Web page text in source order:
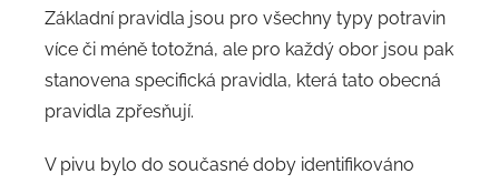
Základní pravidla jsou pro všechny typy potravin
více či méně totožná, ale pro každý obor jsou pak
stanovena specifická pravidla, která tato obecná
pravidla zpřesňují.
V pivu bylo do současné doby identifikováno